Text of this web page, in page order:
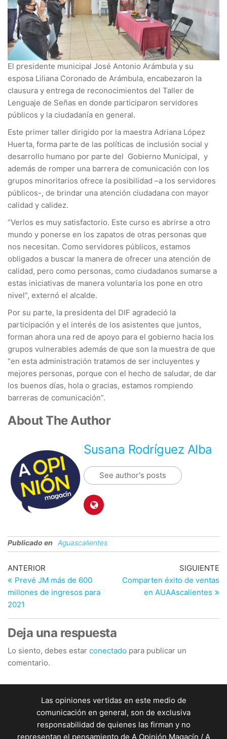
El presidente municipal José Antonio Arámbula y su
esposa Liliana Coronado de Arámbula, encabezaron la
clausura y entrega de reconocimientos del Taller de
Lenguaje de Señas en donde participaron servidores
públicos y la ciudadanía en general.
Este primer taller dirigido por la maestra Adriana López
Huerta, forma parte de las políticas de inclusión social y
desarrollo humano por parte del Gobierno Municipal, y
además de romper una barrera de comunicación con los
grupos minoritarios ofrece la posibilidad –a los servidores
públicos-, de brindar una atención ciudadana con mayor
calidad y calidez.
“Verlos es muy satisfactorio. Este curso es abrirse a otro
mundo y ponerse en los zapatos de otras personas que
nos necesitan. Como servidores públicos, estamos
obligados a buscar la manera de ofrecer una atención de
calidad, pero como personas, como ciudadanos sumarse a
estas iniciativas de manera voluntaria los pone en otro
nivel”, externó el alcalde.
Por su parte, la presidenta del DIF agradeció la
participación y el interés de los asistentes que juntos,
forman ahora una red de apoyo para el gobierno hacia los
grupos vulnerables además de que son la muestra de que
“en esta administración tratamos de ser incluyentes y
mejores personas, porque con el hecho de saludar, de dar
los buenos días, hola o gracias, estamos rompiendo
barreras de comunicación”.
About The Author
Susana Rodríguez Alba
See author's posts
Publicado en Aguascalientes
Navegación
de
entradas
Entrada
anterior
ANTERIOR
Prevé JM más de 600
millones de ingresos para
2021
SIGUIENTE
Comparten éxito de ventas
en AUAAscalientes
Deja una respuesta
Lo siento, debes estar conectado para publicar un
comentario.
Las opiniones vertidas en este medio de
comunicación en general, son de exclusiva
responsabilidad de quienes las firman y no
representan el pensamiento de A Opinión Magacín / A